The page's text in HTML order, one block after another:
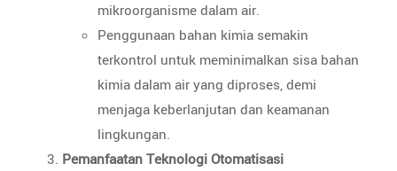
mikroorganisme dalam air.
Penggunaan bahan kimia semakin
terkontrol untuk meminimalkan sisa bahan
kimia dalam air yang diproses, demi
menjaga keberlanjutan dan keamanan
lingkungan.
Pemanfaatan Teknologi Otomatisasi